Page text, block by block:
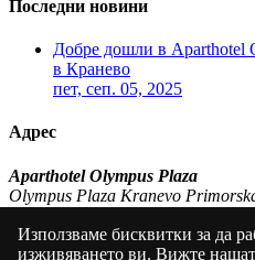
Последни новини
Добре дошли в Aparthotel
в Кранево
пет, сеп. 05, 2025
Адрес
Aparthotel Olympus Plaza
Olympus Plaza Kranevo
P: +359 897 83 52 49
E: olympusplaza@abv.bg
Използваме бисквитки за да
изживяването ви. Вижте